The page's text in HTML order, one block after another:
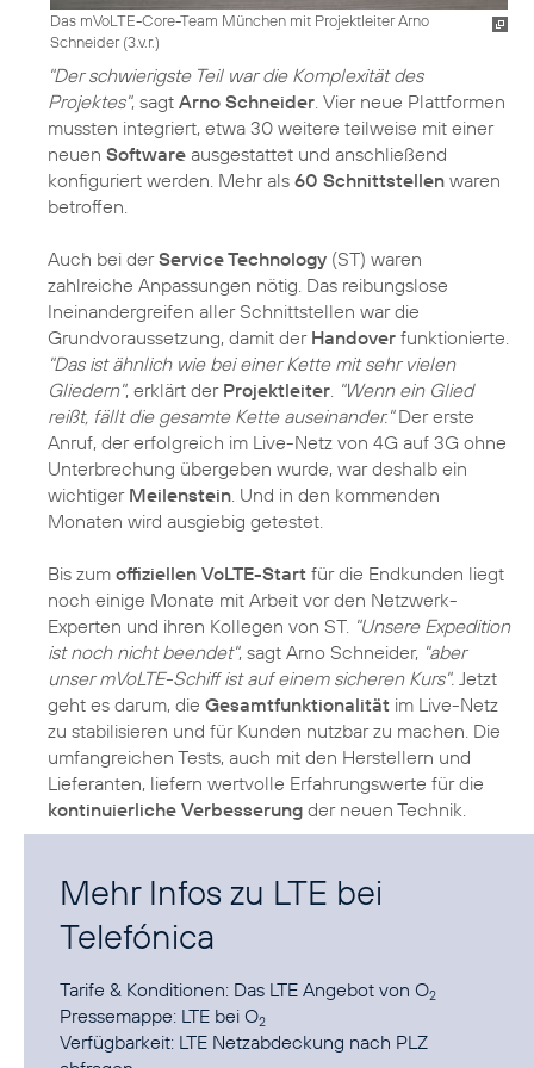
Das mVoLTE-Core-Team München mit Projektleiter Arno
Schneider (3.v.r.)
"Der schwierigste Teil war die Komplexität des
Projektes", sagt Arno Schneider. Vier neue Plattformen
mussten integriert, etwa 30 weitere teilweise mit einer
neuen Software ausgestattet und anschließend
konfiguriert werden. Mehr als 60 Schnittstellen waren
betroffen.
Auch bei derService Technology (ST) waren
zahlreiche Anpassungen nötig. Das reibungslose
Ineinandergreifen aller Schnittstellen war die
Grundvoraussetzung, damit der Handover funktionierte.
"Das ist ähnlich wie bei einer Kette mit sehr vielen
Gliedern", erklärt der Projektleiter. "Wenn ein Glied
reißt, fällt die gesamte Kette auseinander."Der erste
Anruf, der erfolgreich im Live-Netz von 4G auf 3G ohne
Unterbrechung übergeben wurde, war deshalb ein
wichtiger Meilenstein. Und in den kommenden
Monaten wird ausgiebig getestet.
Bis zum offiziellen VoLTE-Start für die Endkunden liegt
noch einige Monate mit Arbeit vor den Netzwerk-
Experten und ihren Kollegen von ST. "Unsere Expedition
ist noch nicht beendet", sagt Arno Schneider, "aber
unser mVoLTE-Schiff ist auf einem sicheren Kurs". Jetzt
geht es darum, die Gesamtfunktionalität im Live-Netz
zu stabilisieren und für Kunden nutzbar zu machen. Die
umfangreichen Tests, auch mit den Herstellern und
Lieferanten, liefern wertvolle Erfahrungswerte für die
kontinuierliche Verbesserung der neuen Technik.
Mehr Infos zu LTE bei
Telefónica
Tarife & Konditionen: Das LTE Angebot von O2
Pressemappe: LTE bei O2
Verfügbarkeit: LTE Netzabdeckung nach PLZ